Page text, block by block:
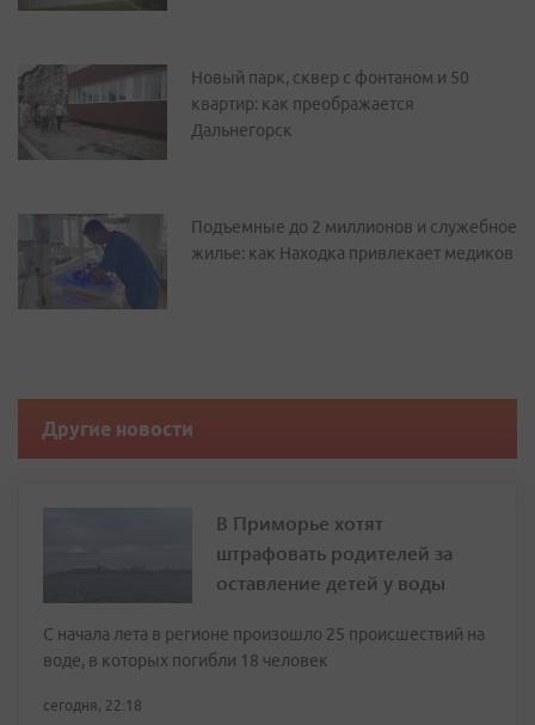
Новый парк, сквер с фонтаном и 50
квартир: как преображается
Дальнегорск
Подъемные до 2 миллионов и служебное
жилье: как Находка привлекает медиков
Другие новости
В Приморье хотят
штрафовать родителей за
оставление детей у воды
С начала лета в регионе произошло 25 происшествий на
воде, в которых погибли 18 человек
сегодня, 22:18